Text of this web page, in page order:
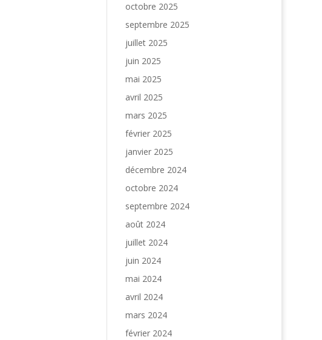
octobre 2025
septembre 2025
juillet 2025
juin 2025
mai 2025
avril 2025
mars 2025
février 2025
janvier 2025
décembre 2024
octobre 2024
septembre 2024
août 2024
juillet 2024
juin 2024
mai 2024
avril 2024
mars 2024
février 2024